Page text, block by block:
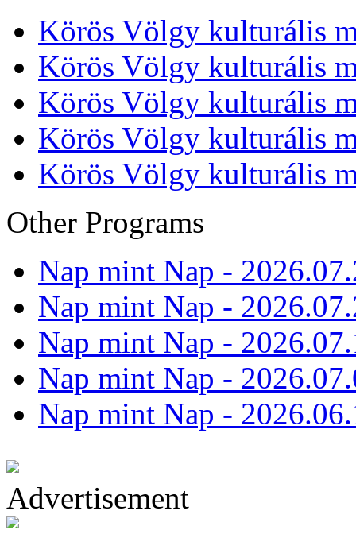
Körös Völgy kulturális
Körös Völgy kulturális
Körös Völgy kulturális
Körös Völgy kulturális
Körös Völgy kulturális
Other Programs
Nap mint Nap -
Nap mint Nap -
Nap mint Nap -
Nap mint Nap -
Nap mint Nap -
Advertisement